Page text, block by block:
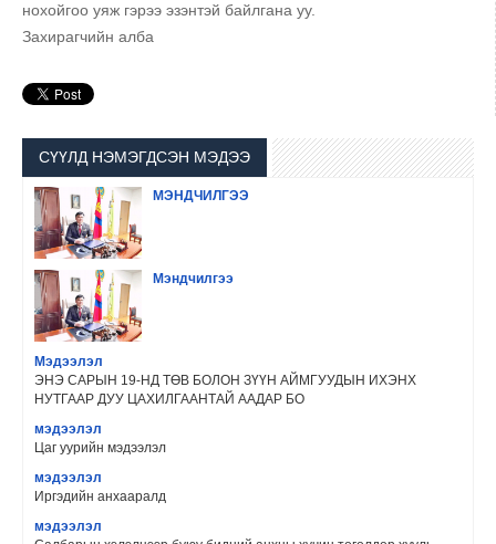
нохойгоо уяж гэрээ эзэнтэй байлгана уу.
Захирагчийн алба
СҮҮЛД НЭМЭГДСЭН МЭДЭЭ
МЭНДЧИЛГЭЭ
Мэндчилгээ
Мэдээлэл
ЭНЭ САРЫН 19-НД ТӨВ БОЛОН ЗҮҮН АЙМГУУДЫН ИХЭНХ
НУТГААР ДУУ ЦАХИЛГААНТАЙ ААДАР БО
мэдээлэл
Цаг уурийн мэдээлэл
мэдээлэл
Иргэдийн анхааралд
мэдээлэл